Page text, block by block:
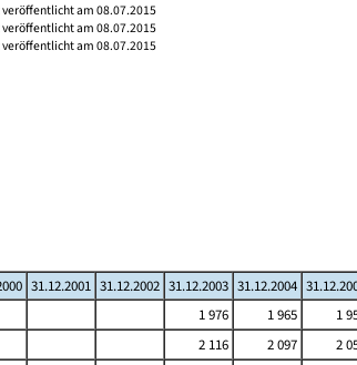
am 08.07.2015
am 08.07.2015
am 08.07.2015
31.12.2001 31.12.2002 31.12.2003 31.12.2004
1 976 1 965
1
2 116 2 097
2